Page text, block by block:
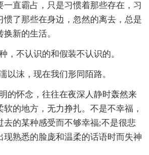
直霸占，只是习惯着那些存在，习
惯了那些在身边，忽然的离去，总是
新的生活。
，不认识的和假装不认识的。
以沫，现在我们形同陌路。
的怀念，往往在夜深人静时轰然来
的地方，无力挣扎。不是不幸福，
去的某种感受而不够幸福;不是很悲
现熟悉的脸庞和温柔的话语时而失神